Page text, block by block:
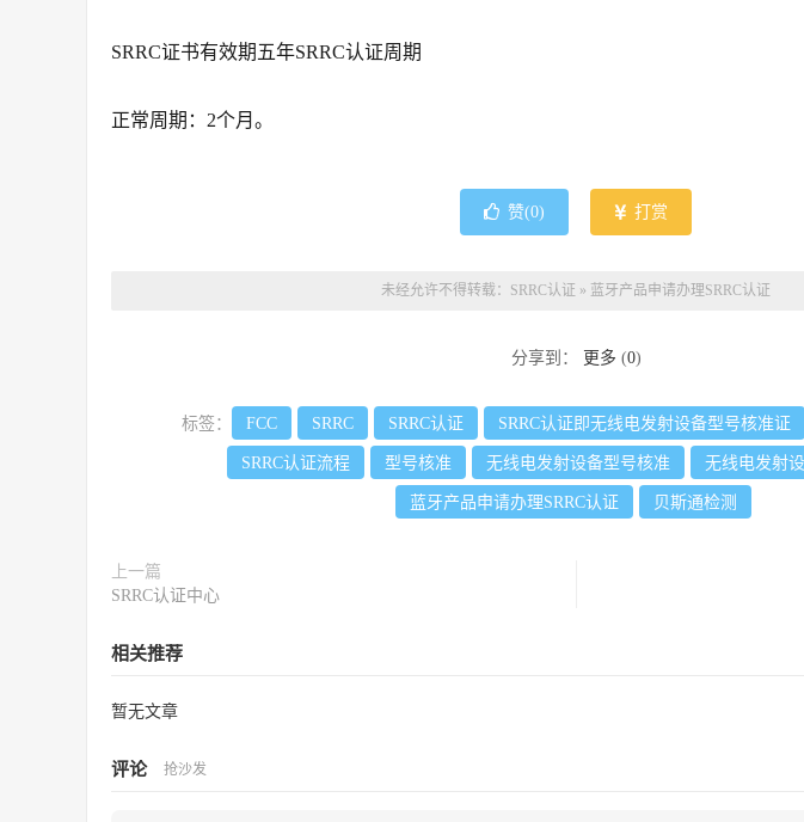
SRRC证书有效期五年SRRC认证周期
正常周期：2个月。
赞(0) 打赏
未经允许不得转载： SRRC认证 » 蓝牙产品申请办理SRRC认证
分享到： 更多 (0)
标签： FCC SRRC SRRC认证 SRRC认证即无线电发射设备型号核准证
SRRC认证流程 型号核准 无线电发射设备型号核准 无线电发射
蓝牙产品申请办理SRRC认证 贝斯通检测
上一篇
SRRC认证中心
相关推荐
暂无文章
评论 抢沙发